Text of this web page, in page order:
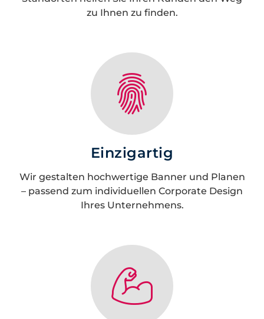
zu Ihnen zu finden.
Einzigartig
Wir gestalten hochwertige Banner und Planen
– passend zum individuellen Corporate Design
Ihres Unternehmens.